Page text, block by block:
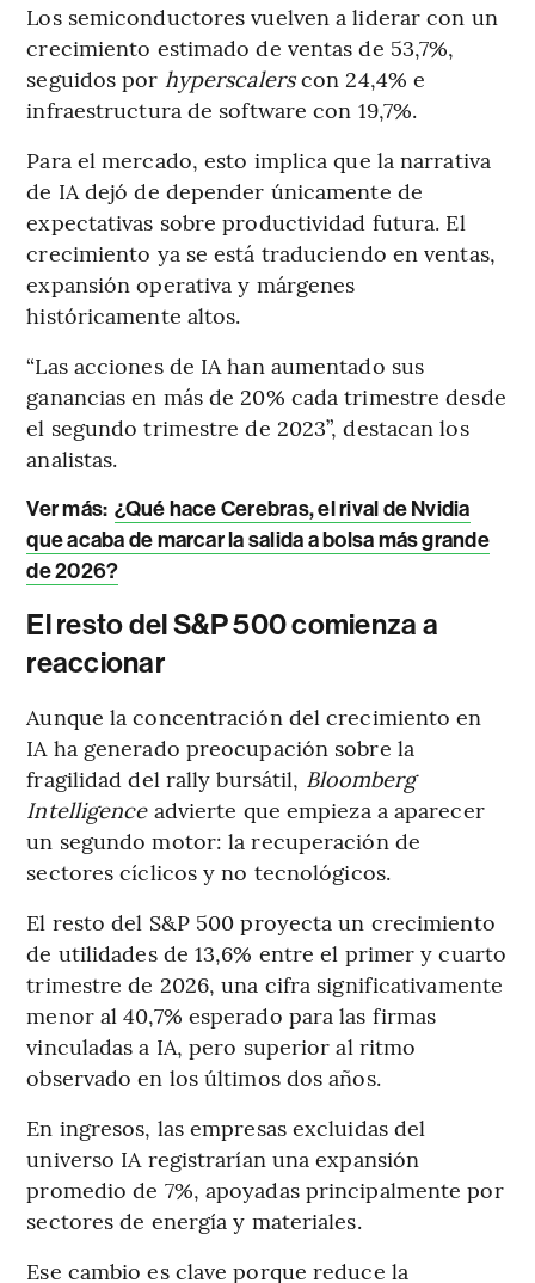
Los semiconductores vuelven a liderar con un
crecimiento estimado de ventas de 53,7%,
seguidos por hyperscalerscon 24,4% e
infraestructura de software con 19,7%.
Para el mercado, esto implica que la narrativa
de IA dejó de depender únicamente de
expectativas sobre productividad futura. El
crecimiento ya se está traduciendo en ventas,
expansión operativa y márgenes
históricamente altos.
“Las acciones de IA han aumentado sus
ganancias en más de 20% cada trimestre desde
el segundo trimestre de 2023”, destacan los
analistas.
Ver más: ¿Qué hace Cerebras, el rival de Nvidia
que acaba de marcar la salida a bolsa más grande
de 2026?
El resto del S&P 500 comienza a
reaccionar
Aunque la concentración del crecimiento en
IA ha generado preocupación sobre la
fragilidad del rally bursátil, Bloomberg
Intelligenceadvierte que empieza a aparecer
un segundo motor: la recuperación de
sectores cíclicos y no tecnológicos.
El resto del S&P 500 proyecta un crecimiento
de utilidades de 13,6% entre el primer y cuarto
trimestre de 2026, una cifra significativamente
menor al 40,7% esperado para las firmas
vinculadas a IA, pero superior al ritmo
observado en los últimos dos años.
En ingresos, las empresas excluidas del
universo IA registrarían una expansión
promedio de 7%, apoyadas principalmente por
sectores de energía y materiales.
Ese cambio es clave porque reduce la